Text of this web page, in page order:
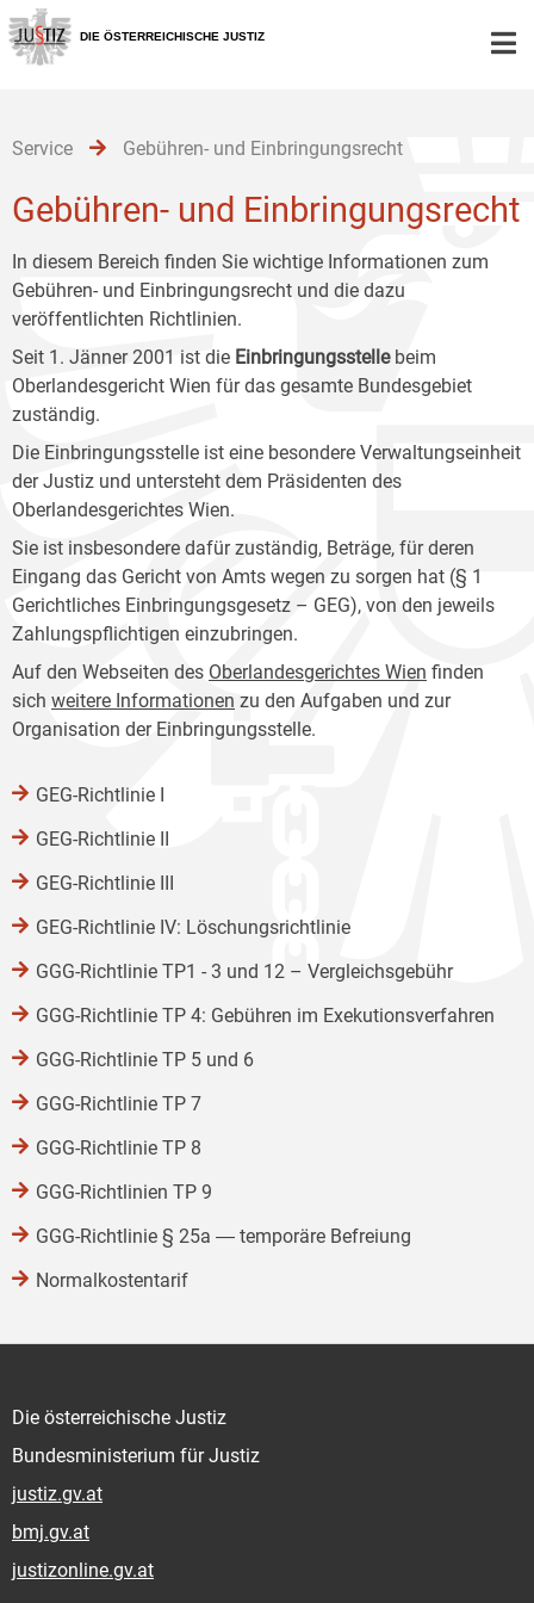
Zur
Hauptnavigation
[1]
Zum
Inhalt
[2]
Zum
Untermenü
[3]
DIE ÖSTERREICHISCHE JUSTIZ
Service Gebühren- und Einbringungsrecht
Gebühren- und Einbringungsrecht
In diesem Bereich finden Sie wichtige Informationen zum
Gebühren- und Einbringungsrecht und die dazu
veröffentlichten Richtlinien.
Seit 1. Jänner 2001 ist die Einbringungsstelle beim
Oberlandesgericht Wien für das gesamte Bundesgebiet
zuständig.
Die Einbringungsstelle ist eine besondere Verwaltungseinheit
der Justiz und untersteht dem Präsidenten des
Oberlandesgerichtes Wien.
Sie ist insbesondere dafür zuständig, Beträge, für deren
Eingang das Gericht von Amts wegen zu sorgen hat (§ 1
Gerichtliches Einbringungsgesetz – GEG), von den jeweils
Zahlungspflichtigen einzubringen.
Auf den Webseiten des Oberlandesgerichtes Wien finden
sich weitere Informationen zu den Aufgaben und zur
Organisation der Einbringungsstelle.
GEG-Richtlinie I
GEG-Richtlinie II
GEG-Richtlinie III
GEG-Richtlinie IV: Löschungsrichtlinie
GGG-Richtlinie TP1 - 3 und 12 – Vergleichsgebühr
GGG-Richtlinie TP 4: Gebühren im Exekutionsverfahren
GGG-Richtlinie TP 5 und 6
GGG-Richtlinie TP 7
GGG-Richtlinie TP 8
GGG-Richtlinien TP 9
GGG-Richtlinie § 25a ― temporäre Befreiung
Normalkostentarif
Die österreichische Justiz
Bundesministerium für Justiz
justiz.gv.at
bmj.gv.at
justizonline.gv.at